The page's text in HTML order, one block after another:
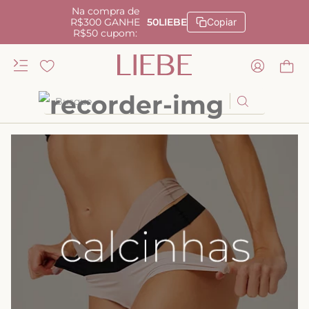
Na compra de
R$300 GANHE
R$50 cupom:
50LIEBE Copiar
Busque
TERMOS MAIS BUSCADOS
kiss me
camisola
calcinha renda
anatomic
calcinha alta